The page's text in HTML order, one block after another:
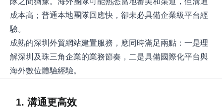
成本高；普通本地團隊回應快，卻未必具備企業級平台經
驗。
成熟的深圳外貿網站建置服務，應同時滿足兩點：一是理
解深圳及珠三角企業的業務節奏，二是具備國際化平台與
海外數位體驗經驗。
1. 溝通更高效